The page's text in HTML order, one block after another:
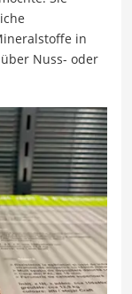
in
Nuss- oder